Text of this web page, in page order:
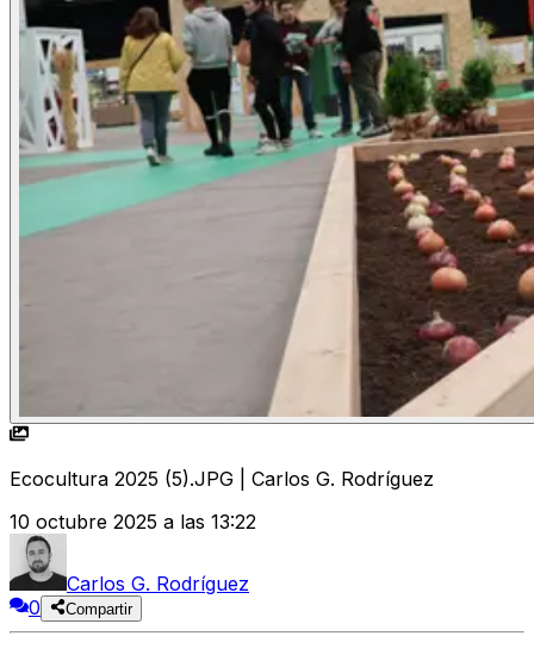
Ecocultura 2025 (5).JPG | Carlos G. Rodríguez
10 octubre 2025 a las 13:22
Carlos G. Rodríguez
0
Compartir